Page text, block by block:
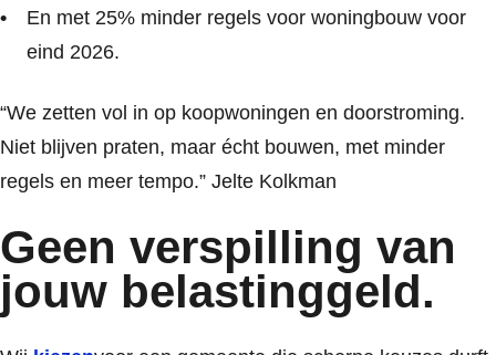
En met 25% minder regels voor woningbouw voor
eind 2026.
“We zetten vol in op koopwoningen en doorstroming.
Niet blijven praten, maar écht bouwen, met minder
regels en meer tempo.” Jelte Kolkman
Geen verspilling van
jouw belastinggeld.